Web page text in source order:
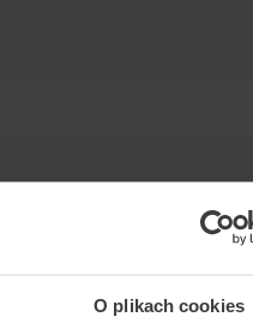
O plikach cookies